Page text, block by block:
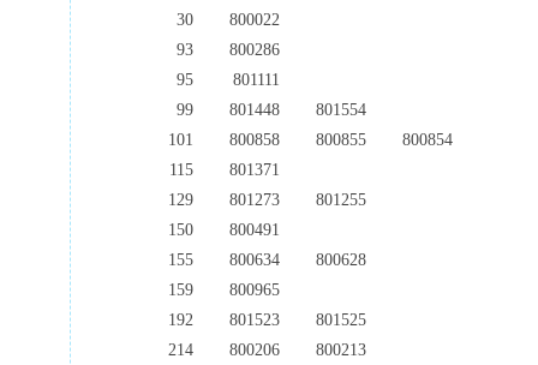
30
800022
93
800286
95
801111
99
801448
801554
101
800858 800855
800854
115
801371
129
801273
801255
150
800491
155
800634
800628
159
800965
192
801523
801525
214
800206
800213